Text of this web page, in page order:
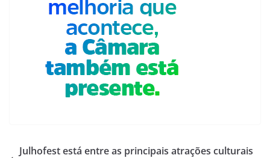
Julhofest está entre as principais atrações culturais